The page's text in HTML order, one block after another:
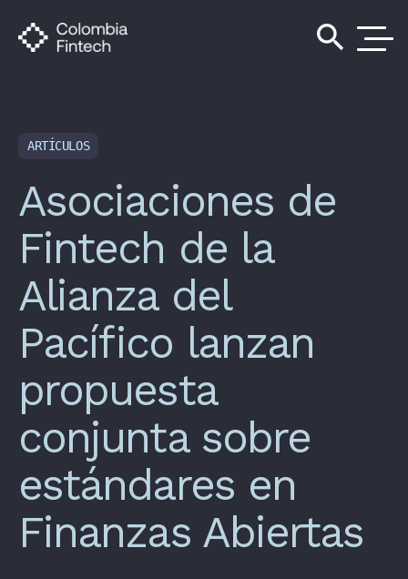
search
ARTÍCULOS
Asociaciones de
Fintech de la
Alianza del
Pacífico lanzan
propuesta
conjunta sobre
estándares en
Finanzas Abiertas